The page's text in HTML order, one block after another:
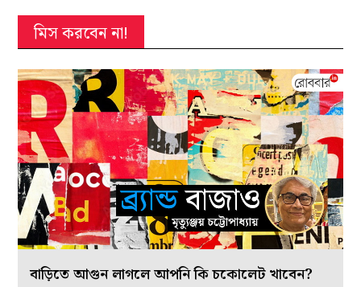
মিস করবেন না!
বাড়িতে আগুন লাগলে আপনি কি চকোলেট খাবেন?